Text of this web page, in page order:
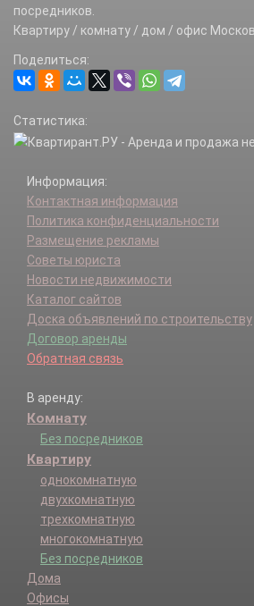
посредников.
Квартиру / комнату / дом / офис
Поделиться:
Статистика:
Информация:
Контактная информация
Политика конфиденциальности
Размещение рекламы
Советы юриста
Новости недвижимости
Каталог сайтов
Доска объявлений по строительству
Договор аренды
Обратная связь
В аренду:
Комнату
Без посредников
Квартиру
однокомнатную
двухкомнатную
трехкомнатную
многокомнатную
Без посредников
Дома
Офисы